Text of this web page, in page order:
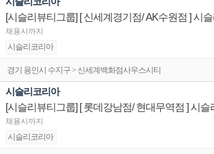
채용시까지
시슬리코리아
경기 용인시 수지구 > 신세계백화점사우스시티
시슬리코리아
채용시까지
시슬리코리아